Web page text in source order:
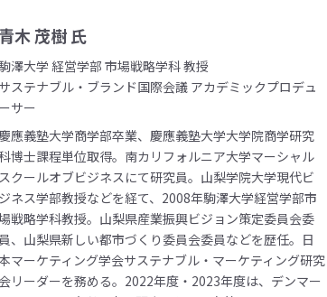
青木 茂樹 氏
澤大学 経営学部 市場戦略学科 教授
サステナブル・ブランド国際会議 アカデミックプロデュ
ーサー
應義塾大学商学部卒業、慶應義塾大学大学院商学研究
博士課程単位取得。南カリフォルニア大学マーシャル
スクールオブビジネスにて研究員。山梨学院大学現代ビ
ジネス学部教授などを経て、2008年駒澤大学経営学部市
戦略学科教授。山梨県産業振興ビジョン策定委員会委
員、山梨県新しい都市づくり委員会委員などを歴任。日
マーケティング学会サステナブル・マーケティング研究
会リーダーを務める。2022年度・2023年度は、デンマー